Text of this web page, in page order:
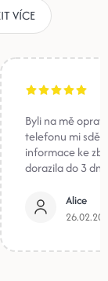
VÍCE
Byli na mě
telefonu mi
informace ke
dorazila do 3
Alice